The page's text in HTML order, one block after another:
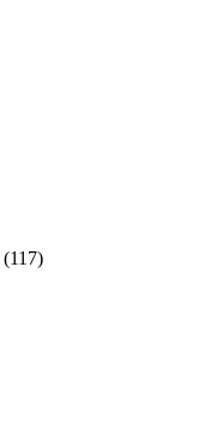
(117)